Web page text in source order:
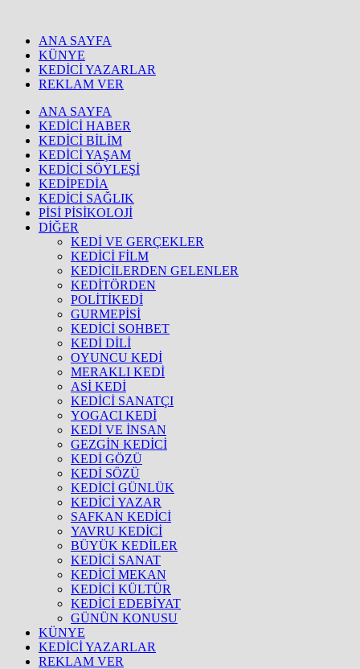
ANA SAYFA
KÜNYE
KEDİCİ YAZARLAR
REKLAM VER
ANA SAYFA
KEDİCİ HABER
KEDİCİ BİLİM
KEDİCİ YAŞAM
KEDİCİ SÖYLEŞİ
KEDİPEDİA
KEDİCİ SAĞLIK
PİSİ PİSİKOLOJİ
DİĞER
KEDİ VE GERÇEKLER
KEDİCİ FİLM
KEDİCİLERDEN GELENLER
KEDİTÖRDEN
POLİTİKEDİ
GURMEPİSİ
KEDİCİ SOHBET
KEDİ DİLİ
OYUNCU KEDİ
MERAKLI KEDİ
ASİ KEDİ
KEDİCİ SANATÇI
YOGACI KEDİ
KEDİ VE İNSAN
GEZGİN KEDİCİ
KEDİ GÖZÜ
KEDİ SÖZÜ
KEDİCİ GÜNLÜK
KEDİCİ YAZAR
SAFKAN KEDİCİ
YAVRU KEDİCİ
BÜYÜK KEDİLER
KEDİCİ SANAT
KEDİCİ MEKAN
KEDİCİ KÜLTÜR
KEDİCİ EDEBİYAT
GÜNÜN KONUSU
KÜNYE
KEDİCİ YAZARLAR
REKLAM VER